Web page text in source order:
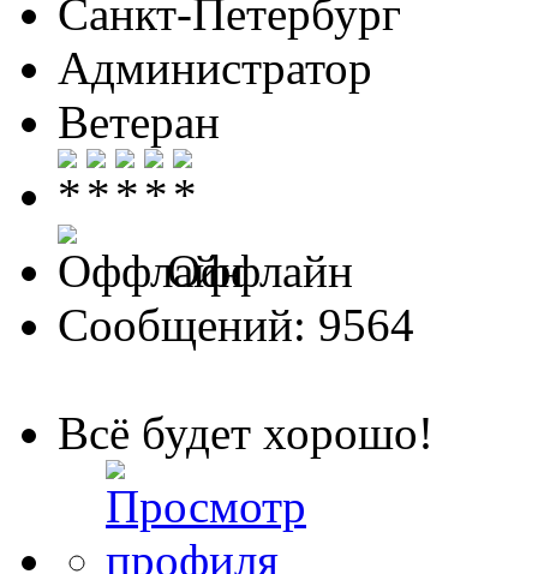
Санкт-Петербург
Администратор
Ветеран
Оффлайн
Сообщений: 9564
Всё будет хорошо!